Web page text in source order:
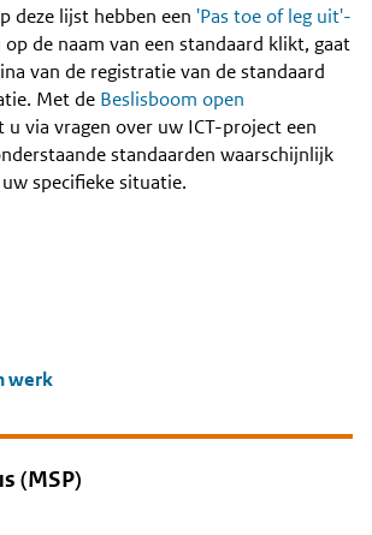
deze lijst hebben een 'Pas toe of leg uit'-
op de naam van een standaard klikt, gaat
van de registratie van de standaard
Met de Beslisboom open
u via vragen over uw ICT-project een
standaarden waarschijnlijk
specifieke situatie.
werk
(MSP)